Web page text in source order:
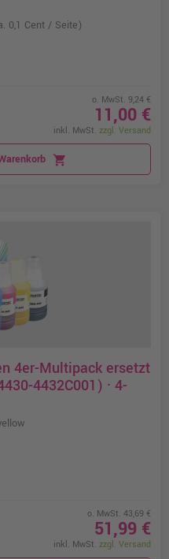
0,1 Cent / Seite)
o. MwSt. 9,24 €
11,00 €
inkl. MwSt. zzgl. Versand
shopping_cart
4er-Multipack ersetzt
4432C001) · 4-
o. MwSt. 43,69 €
51,99 €
inkl. MwSt. zzgl. Versand